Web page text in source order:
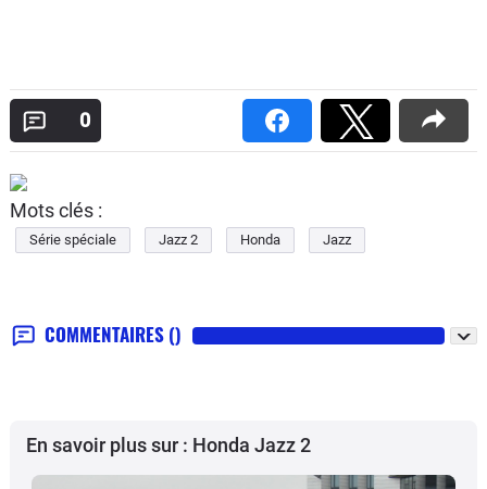
0
Mots clés :
Série spéciale Jazz 2 Honda Jazz
COMMENTAIRES ()
En savoir plus sur : Honda Jazz 2